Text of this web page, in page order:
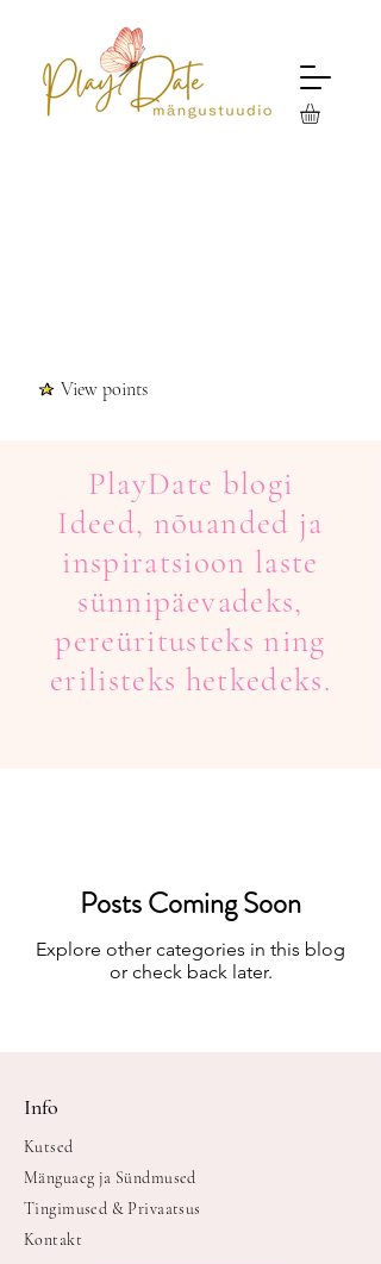
View points
PlayDate blogi
Ideed, nõuanded ja
inspiratsioon laste
sünnipäevadeks,
pereüritusteks ning
erilisteks hetkedeks.
Posts Coming Soon
Explore other categories in this blog
or check back later.
Info
Kutsed
Mänguaeg ja Sündmused
Tingimused & Privaatsus
Kontakt